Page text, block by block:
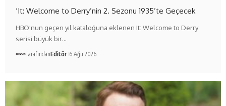
‘It: Welcome to Derry’nin 2. Sezonu 1935’te Geçecek
HBO'nun geçen yıl kataloğuna eklenen It: Welcome to Derry
serisi büyük bir…
TarafındanEditör 6 Ağu 2026